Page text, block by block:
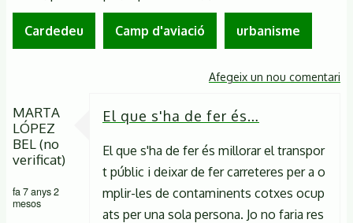
Cardedeu Camp d'aviació urbanisme
Afegeix un nou comentari
MARTA
LÓPEZ
BEL (no
verificat)
fa 7 anys 2
mesos
El que s'ha de fer és…
El que s'ha de fer és millorar el transpor
t públic i deixar de fer carreteres per a o
mplir-les de contaminents cotxes ocup
ats per una sola persona. Jo no faria res